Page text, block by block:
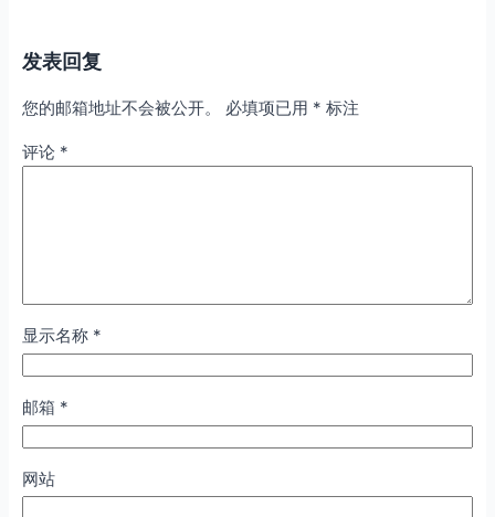
发表回复
您的邮箱地址不会被公开。 必填项已用 * 标注
评论 *
显示名称 *
邮箱 *
网站